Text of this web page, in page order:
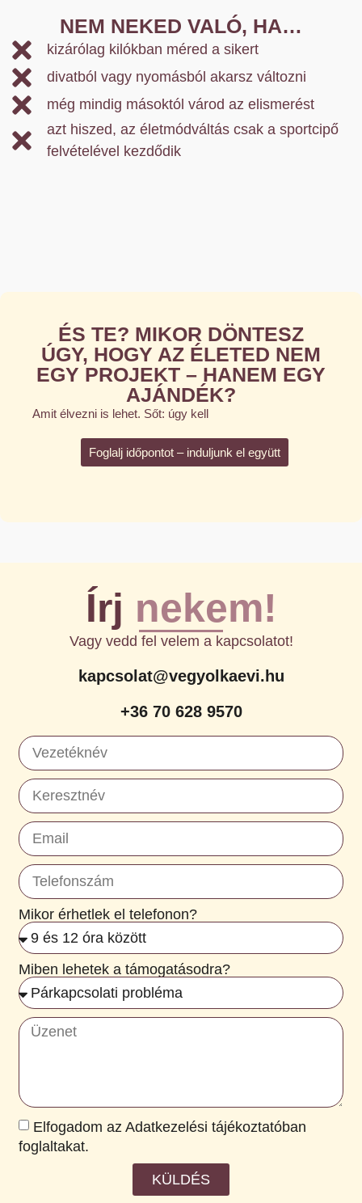
NEM NEKED VALÓ, HA…
kizárólag kilókban méred a sikert
divatból vagy nyomásból akarsz változni
még mindig másoktól várod az elismerést
azt hiszed, az életmódváltás csak a sportcipő
felvételével kezdődik
ÉS TE? MIKOR DÖNTESZ
ÚGY, HOGY AZ ÉLETED NEM
EGY PROJEKT – HANEM EGY
AJÁNDÉK?
Amit élvezni is lehet. Sőt: úgy kell
Foglalj időpontot – induljunk el együtt
Mikor érhetlek el telefonon?
Miben lehetek a támogatásodra?
Elfogadom az Adatkezelési tájékoztatóban
foglaltakat.
KÜLDÉS
Írj nekem!
Vagy vedd fel velem a kapcsolatot!​
kapcsolat@vegyolkaevi.hu
+36 70 628 9570